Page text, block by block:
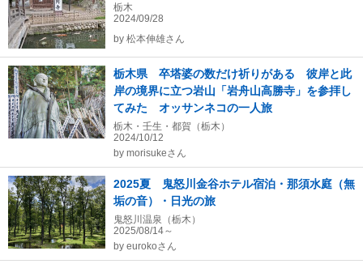
栃木
2024/09/28
by 松本伸雄さん
栃木県 卒塔婆の数だけ祈りがある 彼岸と此
岸の境界に立つ岩山「岩舟山高勝寺」を参拝し
てみた オッサンネコの一人旅
栃木・壬生・都賀（栃木）
2024/10/12
by morisukeさん
2025夏 鬼怒川金谷ホテル宿泊・那須水庭（無
垢の音）・日光の旅
鬼怒川温泉（栃木）
2025/08/14～
by eurokoさん